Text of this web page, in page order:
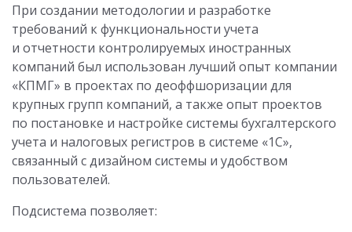
При создании методологии и разработке
требований к функциональности учета
и отчетности контролируемых иностранных
компаний был использован лучший опыт компании
«КПМГ» в проектах по деоффшоризации для
крупных групп компаний, а также опыт проектов
по постановке и настройке системы бухгалтерского
учета и налоговых регистров в системе «1С»,
связанный с дизайном системы и удобством
пользователей.
Подсистема позволяет: